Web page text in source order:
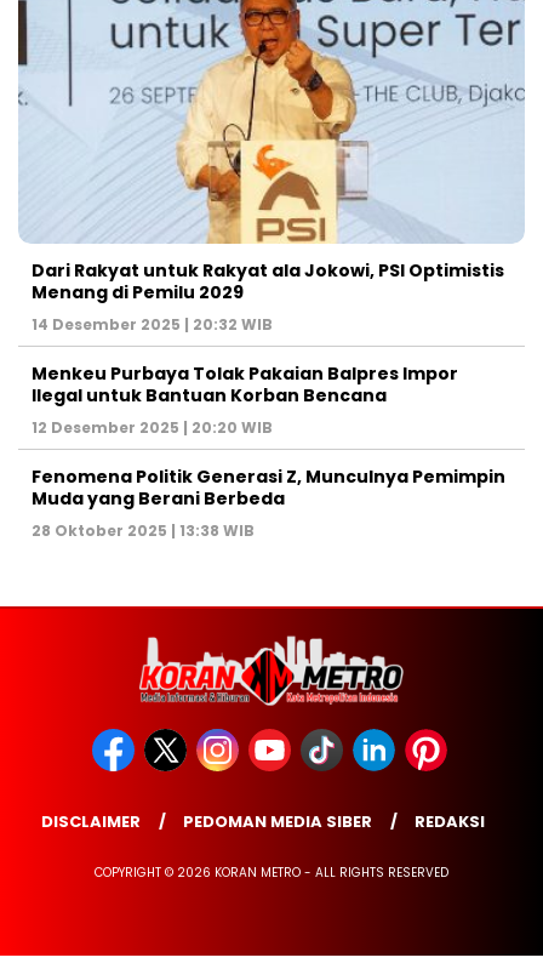
Dari Rakyat untuk Rakyat ala Jokowi, PSI Optimistis
Menang di Pemilu 2029
14 Desember 2025 | 20:32 WIB
Menkeu Purbaya Tolak Pakaian Balpres Impor
Ilegal untuk Bantuan Korban Bencana
12 Desember 2025 | 20:20 WIB
Fenomena Politik Generasi Z, Munculnya Pemimpin
Muda yang Berani Berbeda
28 Oktober 2025 | 13:38 WIB
DISCLAIMER PEDOMAN MEDIA SIBER REDAKSI
COPYRIGHT © 2026 KORAN METRO - ALL RIGHTS RESERVED